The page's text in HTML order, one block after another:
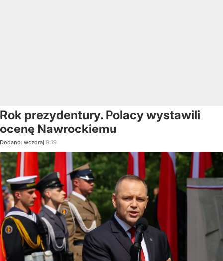
Rok prezydentury. Polacy wystawili
ocenę Nawrockiemu
Dodano: wczoraj 9:19